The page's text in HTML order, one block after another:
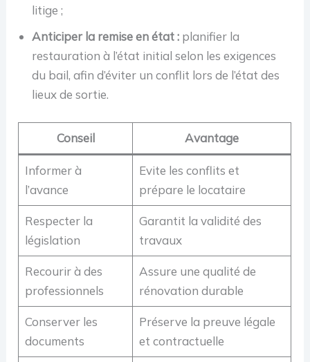
litige ;
Anticiper la remise en état : planifier la
restauration à l’état initial selon les exigences
du bail, afin d’éviter un conflit lors de l’état des
lieux de sortie.
Conseil Avantage
Informer à
l’avance
Evite les conflits et
prépare le locataire
Respecter la
législation
Garantit la validité des
travaux
Recourir à des
professionnels
Assure une qualité de
rénovation durable
Conserver les
documents
Préserve la preuve légale
et contractuelle